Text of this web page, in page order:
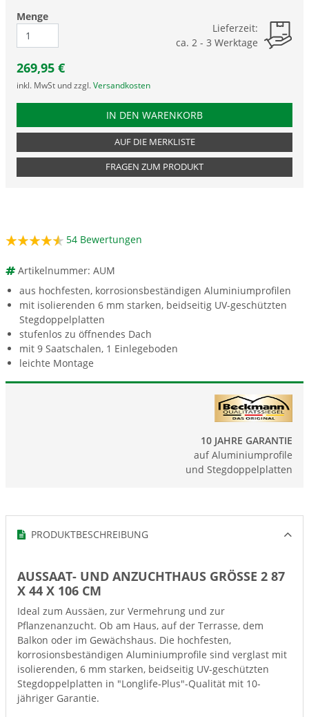
Menge
Lieferzeit:
ca. 2 - 3 Werktage
269,95 €
inkl. MwSt und zzgl. Versandkosten
PRODUKTNUMMER AUM
IN DEN WARENKORB
AUF DIE MERKLISTE
FRAGEN ZUM PRODUKT
54 Bewertungen
Artikelnummer: AUM
aus hochfesten, korrosionsbeständigen Aluminiumprofilen
mit isolierenden 6 mm starken, beidseitig UV-geschützten
Stegdoppelplatten
stufenlos zu öffnendes Dach
mit 9 Saatschalen, 1 Einlegeboden
leichte Montage
10 JAHRE GARANTIE
auf Aluminiumprofile
und Stegdoppelplatten
PRODUKTBESCHREIBUNG
AUSSAAT- UND ANZUCHTHAUS GRÖSSE 2 87 X
44 X 106 CM
Ideal zum Aussäen, zur Vermehrung und zur
Pflanzenanzucht. Ob am Haus, auf der Terrasse, dem
Balkon oder im Gewächshaus. Die hochfesten,
korrosionsbeständigen Aluminiumprofile sind verglast mit
isolierenden, 6 mm starken, beidseitig UV-geschützten
Stegdoppelplatten in "Longlife-Plus"-Qualität mit 10-
jähriger Garantie.